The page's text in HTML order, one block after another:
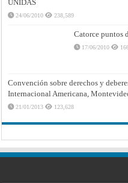
UNIDAS
24/06/2010 238,589
Catorce puntos
17/06/2010
Convención sobre derechos y
Internacional Americana,
21/01/2013 123,628